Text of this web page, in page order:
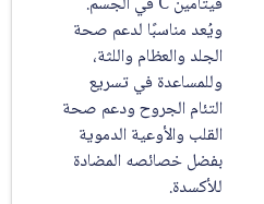
ويُعد مناسبًا لدعم صحة
الجلد والعظام واللثة،
وللمساعدة في تسريع
التئام الجروح ودعم صحة
القلب والأوعية الدموية
بفضل خصائصه المضادة
للأكسدة.